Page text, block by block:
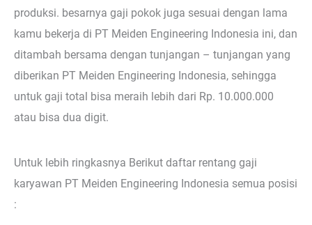
produksi. besarnya gaji pokok juga sesuai dengan lama
kamu bekerja di PT Meiden Engineering Indonesia ini, dan
ditambah bersama dengan tunjangan – tunjangan yang
diberikan PT Meiden Engineering Indonesia, sehingga
untuk gaji total bisa meraih lebih dari Rp. 10.000.000
atau bisa dua digit.
Untuk lebih ringkasnya Berikut daftar rentang gaji
karyawan PT Meiden Engineering Indonesia semua posisi
: